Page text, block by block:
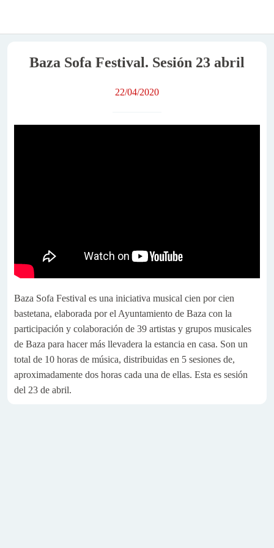
Baza Sofa Festival. Sesión 23 abril
22/04/2020
Baza Sofa Festival es una iniciativa musical cien por cien
bastetana, elaborada por el Ayuntamiento de Baza con la
participación y colaboración de 39 artistas y grupos musicales
de Baza para hacer más llevadera la estancia en casa. Son un
total de 10 horas de música, distribuidas en 5 sesiones de,
aproximadamente dos horas cada una de ellas. Esta es sesión
del 23 de abril.